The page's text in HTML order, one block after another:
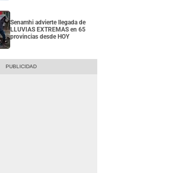
Senamhi advierte llegada de
LLUVIAS EXTREMAS en 65
provincias desde HOY